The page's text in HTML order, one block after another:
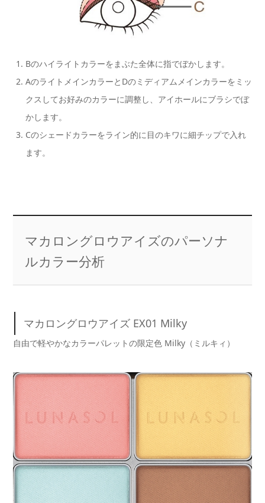
Bのハイライトカラーをまぶた全体に指でぼかします。
AのライトメインカラーとDのミディアムメインカラーをミッ
クスしてお好みのカラーに調整し、アイホールにブラシでぼ
かします。
Cのシェードカラーをライン的に目のキワに細チップで入れ
ます。
マカロングロウアイズのパーソナ
ルカラー分析
マカロングロウアイズ EX01 Milky
自由で軽やかなカラーパレットの限定色 Milky（ミルキィ）